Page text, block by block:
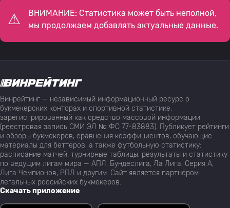
ВНИМАНИЕ: Статистика может быть неполной,
мы продолжаем добавлять актуальные данные.
Винрейтинг — независимый информационный ресурс о
букмекерских конторах и спортивной статистике,
зарегистрированный как средство массовой информации
(реестровая запись СМИ ЭЛ № ФС 77-83883). Публикует рейтинги
и обзоры букмекеров, сравнения коэффициентов, обучающие
материалы для беттеров, а также футбольную статистику:
расписание матчей, турнирные таблицы, результаты и статистику
по ведущим лигам мира — АПЛ, Бундеслига, Ла Лига, Серия А,
Лига Чемпионов, РПЛ и другим. Сайт является партнёром
легальных российских букмекеров.
Скачать приложение